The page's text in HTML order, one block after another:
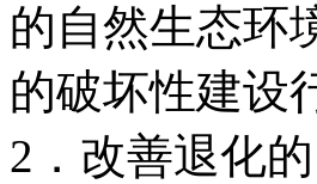
的自然生态环
的破坏性建设
2．改善退化